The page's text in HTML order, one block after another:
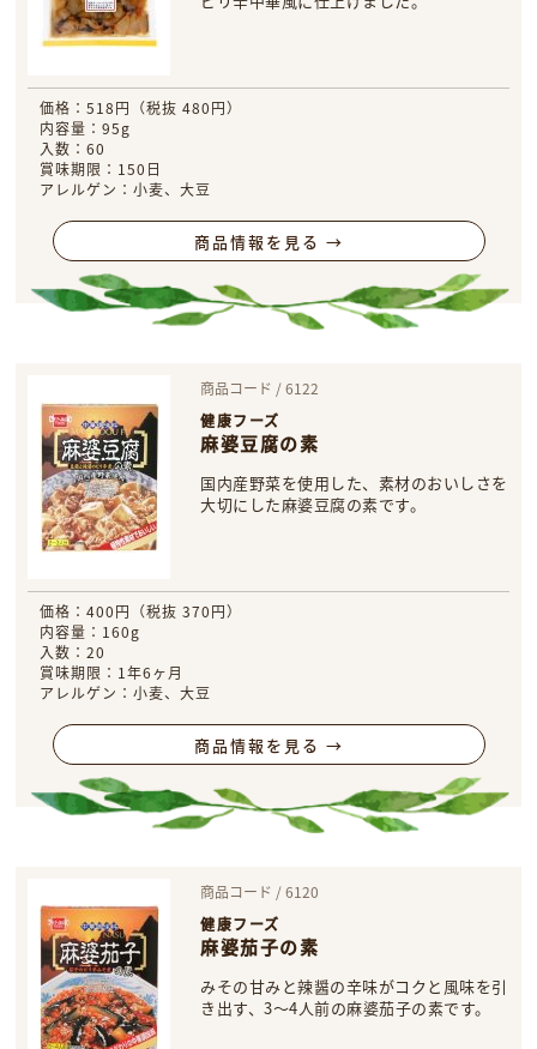
価格：518円（税抜 480円）
内容量：95g
入数：60
賞味期限：150日
アレルゲン：小麦、大豆
商品情報を見る →
商品コード / 6122
健康フーズ
麻婆豆腐の素
国内産野菜を使用した、素材のおいしさを
大切にした麻婆豆腐の素です。
価格：400円（税抜 370円）
内容量：160g
入数：20
賞味期限：1年6ヶ月
アレルゲン：小麦、大豆
商品情報を見る →
商品コード / 6120
健康フーズ
麻婆茄子の素
みその甘みと辣醤の辛味がコクと風味を引
き出す、3～4人前の麻婆茄子の素です。